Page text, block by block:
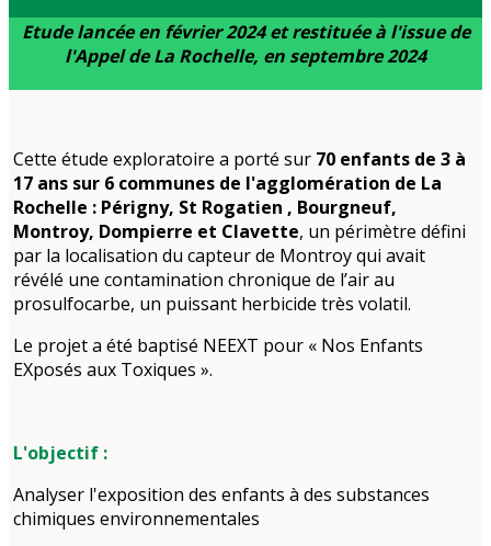
Etude lancée en février 2024 et restituée à l'issue de
l'Appel de La Rochelle, en septembre 2024
Cette étude exploratoire a porté sur 70 enfants de 3 à
17 ans sur 6 communes de l'agglomération de La
Rochelle : Périgny, St Rogatien , Bourgneuf,
Montroy, Dompierre et Clavette, un périmètre défini
par la localisation du capteur de Montroy qui avait
révélé une contamination chronique de l’air au
prosulfocarbe, un puissant herbicide très volatil.
Le projet a été baptisé NEEXT pour « Nos Enfants
EXposés aux Toxiques ».
L'objectif :
Analyser l'exposition des enfants à des substances
chimiques environnementales